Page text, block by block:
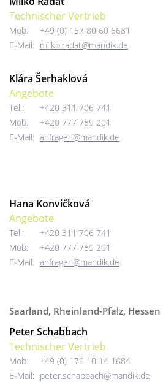
Technischer Vertrieb
Mob.:
+49 (0) 157 80 60 5681
E-Mail: milko.radat@mandik.de
Klára Šerhaklová
Angebote
Tel.:
+420 311 706 741
Mob.:
+420 777 789 201
E-Mail: anfragen@mandik.de
Hana Konvičková
Angebote
Tel.:
+420 311 706 741
Mob.:
+420 777 789 201
E-Mail: anfragen@mandik.de
Saarland, Rheinland-Pfalz, Hessen
Peter Schabbach
Technischer Vertrieb
Mob.:
+49 (0) 176 10 14 1684
E-Mail: peter.schabbach@mandik.de